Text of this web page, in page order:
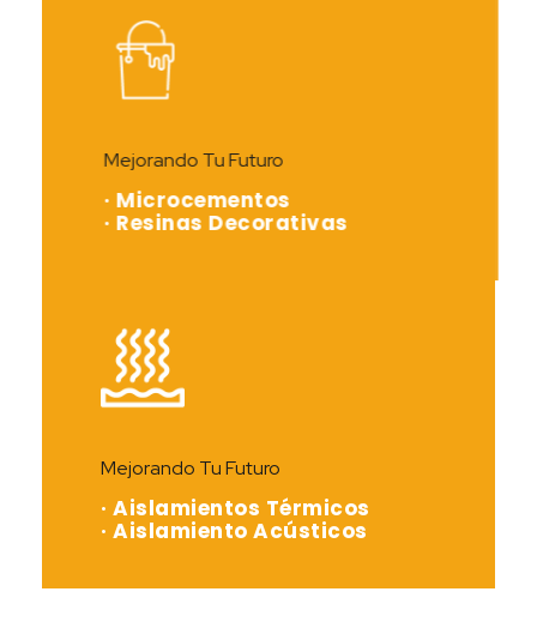
Mejorando Tu Futuro
· Microcementos
· Resinas Decorativas
Mejorando Tu Futuro
· Aislamientos Térmicos
· Aislamiento Acústicos